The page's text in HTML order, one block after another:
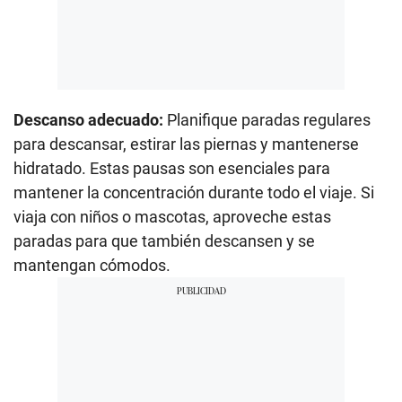
Descanso adecuado: Planifique paradas regulares
para descansar, estirar las piernas y mantenerse
hidratado. Estas pausas son esenciales para
mantener la concentración durante todo el viaje. Si
viaja con niños o mascotas, aproveche estas
paradas para que también descansen y se
mantengan cómodos.